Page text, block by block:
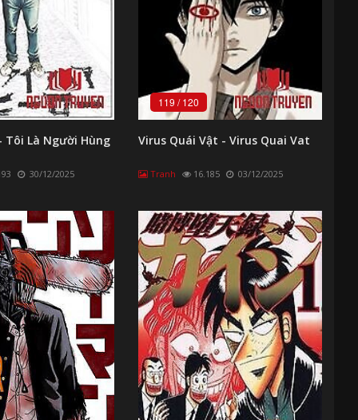
Tôi Là Người Hùng
30/12/2025
119 / 120
Virus Quái Vật - Virus Quai Vat
Tranh 16.185 03/12/2025